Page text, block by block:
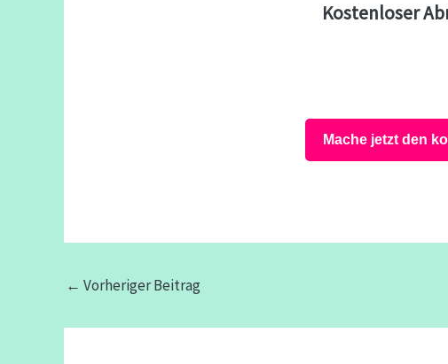
Kostenloser
Mache jetzt den
← Vorheriger Beitrag